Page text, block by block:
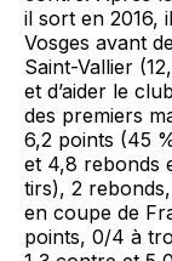
il sort en 2016,
Vosges avant
Saint-Vallier
et d’aider le
des premiers
6,2 points (45
et 4,8 rebonds
tirs), 2
en coupe de
points, 0/4 à